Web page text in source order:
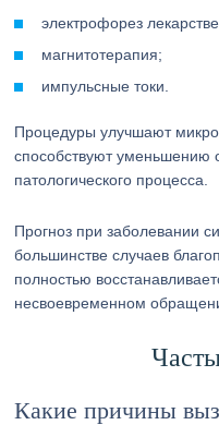
электрофорез
магнитотерапия;
импульсные токи.
Процедуры улучшают
способствуют уменьшению
патологического процесса.
Прогноз при заболевании
большинстве случаев
полностью
несвоевременном
Какие причины